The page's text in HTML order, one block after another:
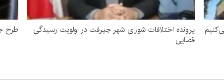
پرونده اختلافات شورای شهر جیرفت در اولویت رسیدگی
قضایی
طرح